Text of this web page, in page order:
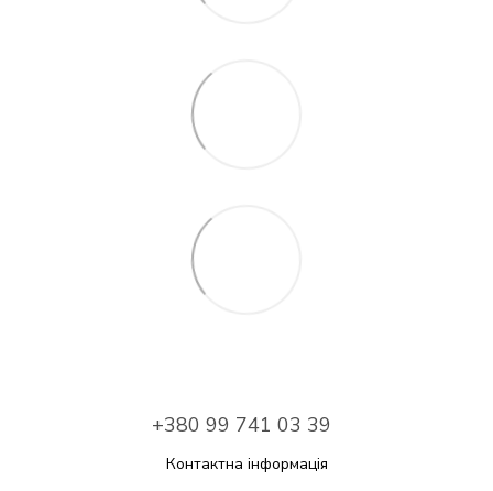
+380 99 741 03 39
Контактна інформація